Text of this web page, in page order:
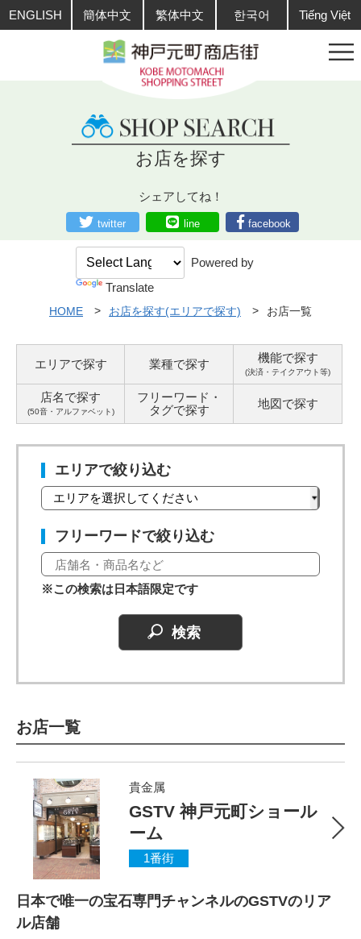
ENGLISH 簡体中文 繁体中文 한국어 Tiếng Việt
お店を探す
シェアしてね！
twitter line facebook
Powered by
Translate
HOME お店を探す(エリアで探す) お店一覧
エリアで探す 業種で探す 機能で探す
(決済・テイクアウト等)
店名で探す
(50音・アルファベット)
フリーワード・
タグで探す 地図で探す
エリアで絞り込む
フリーワードで絞り込む
※この検索は日本語限定です
お店一覧
貴金属
GSTV 神戸元町ショール
ーム
1番街
日本で唯一の宝石専門チャンネルのGSTVのリア
ル店舗